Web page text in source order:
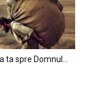
ta spre Domnul…